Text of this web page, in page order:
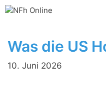
Zum
Was die US
10. Juni 2026